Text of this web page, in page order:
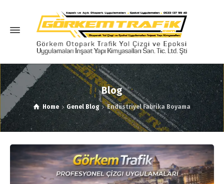
Blog
Home Genel Blog Endüstriyel Fabrika Boyama